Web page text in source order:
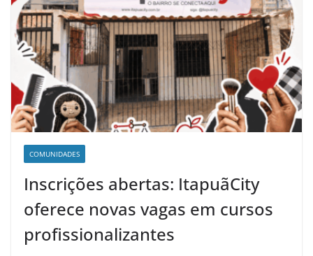
COMUNIDADES
Inscrições abertas: ItapuãCity
oferece novas vagas em cursos
profissionalizantes